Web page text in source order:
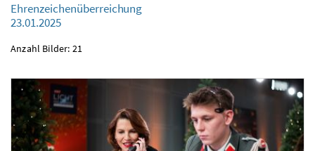
Ehrenzeichenüberreichung
23.01.2025
Ehrenzeichenüberreichung
23.01.2025
Anzahl Bilder: 21